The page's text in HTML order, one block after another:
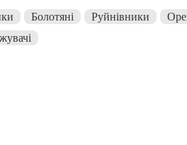
Болотяні Руйнівники